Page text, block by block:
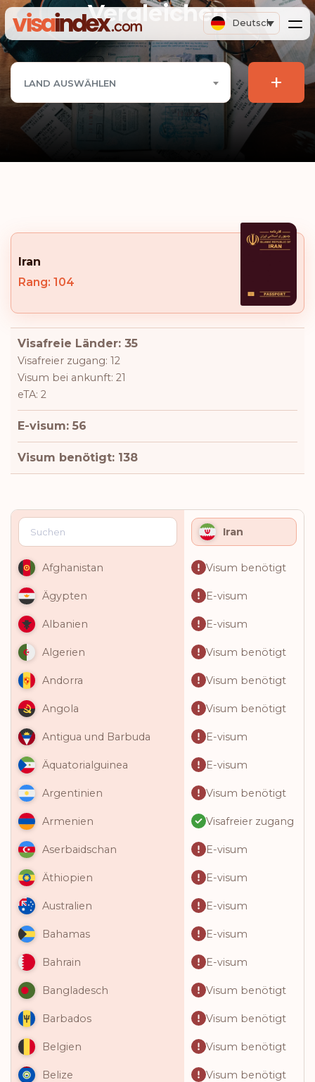
Deutsch
Vergleichen
LAND AUSWÄHLEN +
Iran
Rang: 104
Visafreie Länder: 35
Visafreier zugang: 12
Visum bei ankunft: 21
eTA: 2
E-visum: 56
Visum benötigt: 138
Iran
Afghanistan Visum benötigt
Ägypten E-visum
Albanien E-visum
Algerien Visum benötigt
Andorra Visum benötigt
Angola Visum benötigt
Antigua und Barbuda E-visum
Äquatorialguinea E-visum
Argentinien Visum benötigt
Armenien Visafreier zugang
Aserbaidschan E-visum
Äthiopien E-visum
Australien E-visum
Bahamas E-visum
Bahrain E-visum
Bangladesch Visum benötigt
Barbados Visum benötigt
Belgien Visum benötigt
Belize Visum benötigt